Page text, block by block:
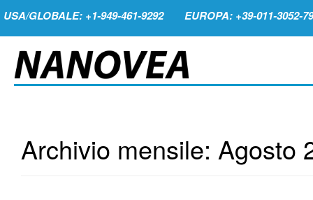
USA/GLOBALE: +1-949-461-9292 EUROPA: +39-011-3052-
Archivio mensile: Agosto